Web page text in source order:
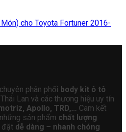
cho Toyota Fortuner 2016-
phân phối body kit ô tô
Lan và các thương hiệu uy tín
Apollo, TRD,… Cam kết
sản phẩm chất lượng
đặt dễ dàng – nhanh chóng